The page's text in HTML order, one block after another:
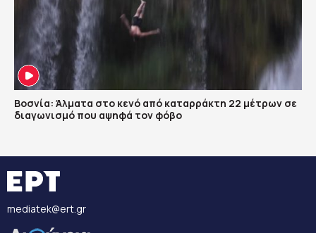
Βοσνία: Άλματα στο κενό από καταρράκτη 22 μέτρων σε
διαγωνισμό που αψηφά τον φόβο
mediatek@ert.gr